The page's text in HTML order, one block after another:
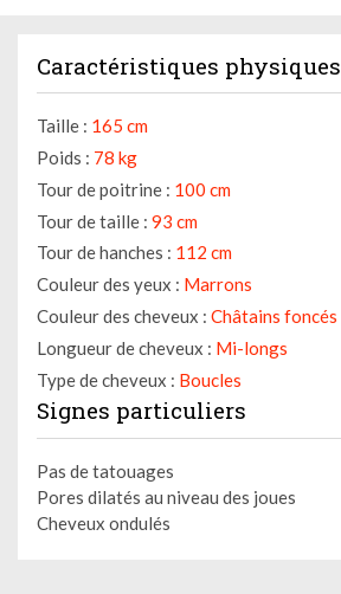
Caractéristiques physiques
Taille : 165 cm
Poids : 78 kg
Tour de poitrine : 100 cm
Tour de taille : 93 cm
Tour de hanches : 112 cm
Couleur des yeux : Marrons
Couleur des cheveux : Châtains foncés
Longueur de cheveux : Mi-longs
Type de cheveux : Boucles
Signes particuliers
Pas de tatouages
Pores dilatés au niveau des joues
Cheveux ondulés